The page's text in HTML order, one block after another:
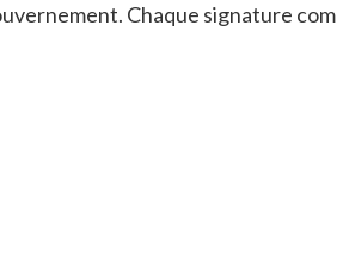
Chaque signature